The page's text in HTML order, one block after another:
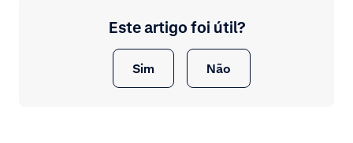
Este artigo foi útil?
Sim Não